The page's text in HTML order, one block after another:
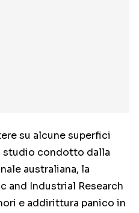
su alcune superfici
studio condotto dalla
australiana, la
and Industrial Research
e addirittura panico in